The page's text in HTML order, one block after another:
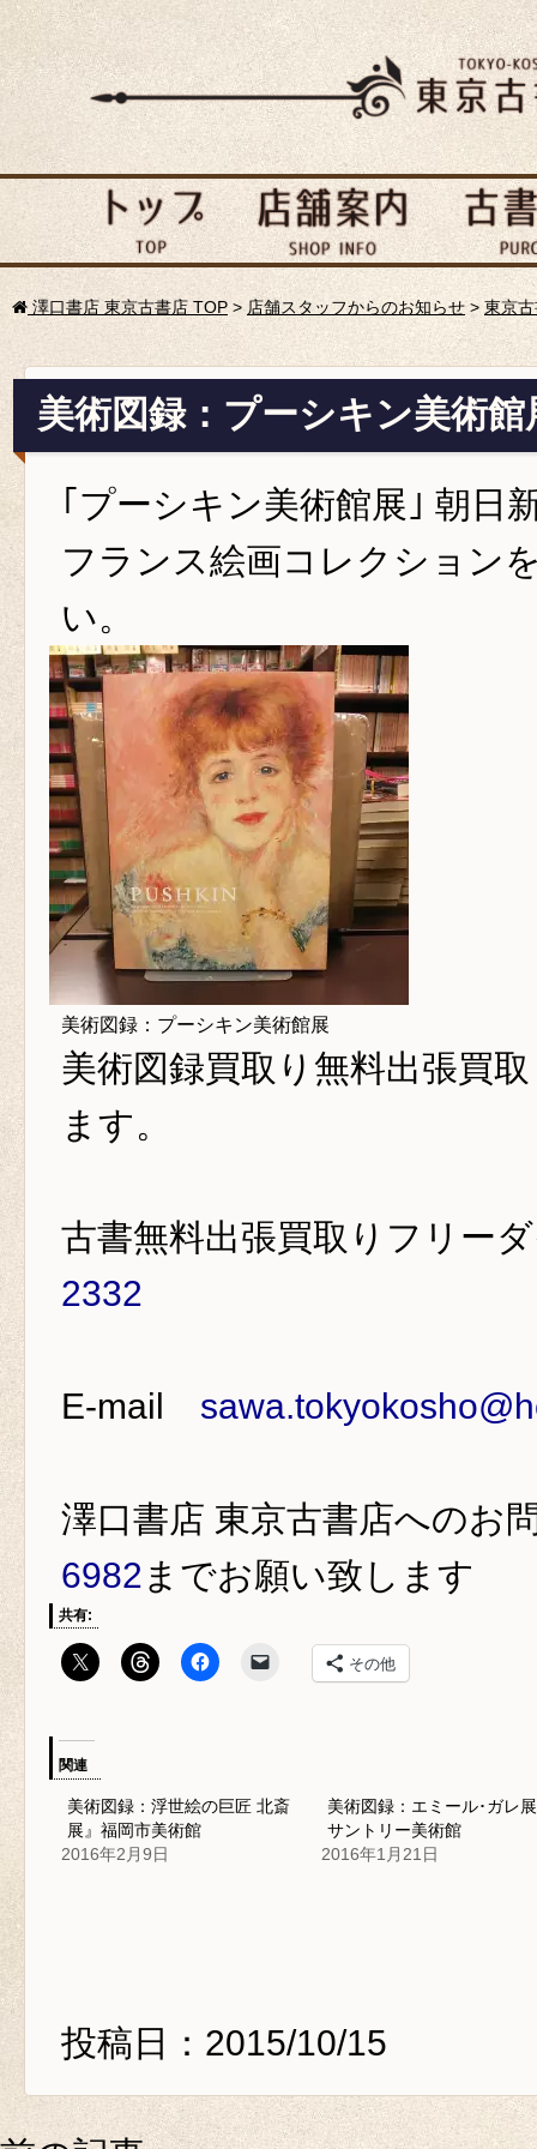
澤口書店 東京古書店 TOP > 店舗スタッフからのお知らせ> 東京
美術図録：プーシキン美術館
｢プーシキン美術館展｣ 朝日
フランス絵画コレクション
い。
美術図録：プーシキン美術館展
美術図録買取り 無料出張買
ます。
古書無料出張買取りフリー
2332
E-mail
澤口書店 東京古書店へのお
6982 までお願い致します
共有:
その他
関連
美術図録：浮世絵の巨匠 北斎
展』福岡市美術館
2016年2月9日
美術図録：エミール･ガレ展
サントリー美術館
2016年1月21日
投稿日：2015/10/15